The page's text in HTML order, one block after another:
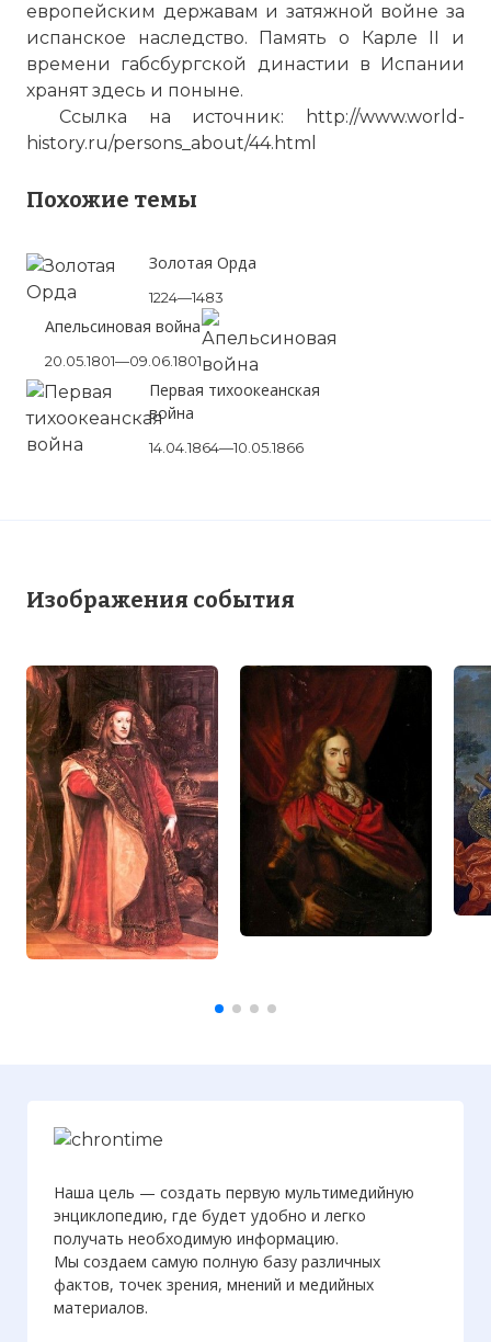
европейским державам и затяжной войне за
испанское наследство. Память о Карле II и
времени габсбургской династии в Испании
хранят здесь и поныне.
Ссылка на источник: http://www.world-
history.ru/persons_about/44.html
Похожие темы
Золотая Орда
1224—1483
Апельсиновая война
20.05.1801—09.06.1801
Первая тихоокеанская
война
14.04.1864—10.05.1866
Изображения события
Наша цель — создать первую мультимедийную
энциклопедию, где будет удобно и легко
получать необходимую информацию.
Мы создаем самую полную базу различных
фактов, точек зрения, мнений и медийных
материалов.